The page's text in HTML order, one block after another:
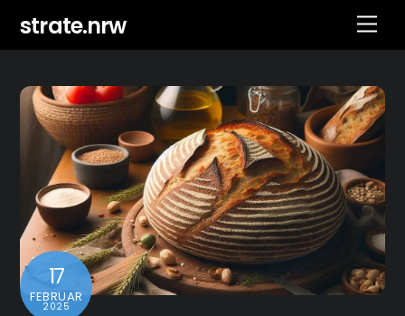
strate.nrw
17
FEBRUAR
2025